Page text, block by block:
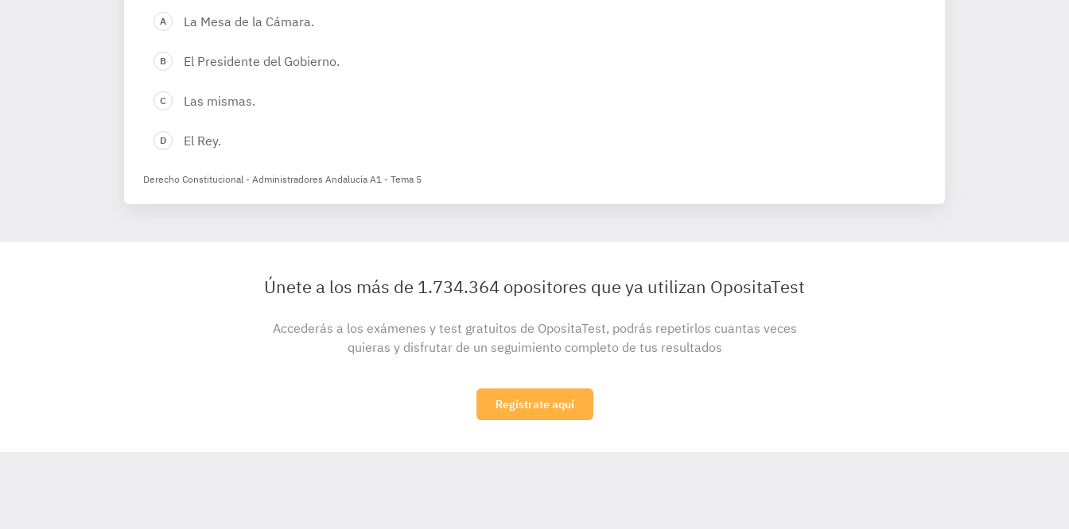
La Mesa de la Cámara.
El Presidente del Gobierno.
Las mismas.
El Rey.
Derecho Constitucional - Administradores Andalucía A1 - Tema 5
Únete a los más de 1.734.364 opositores que ya utilizan OpositaTest
Accederás a los exámenes y test gratuitos de OpositaTest, podrás repetirlos cuantas veces
quieras y disfrutar de un seguimiento completo de tus resultados
Regístrate aquí